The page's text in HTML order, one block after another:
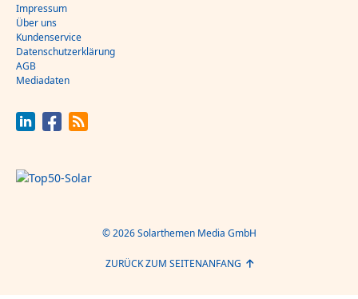
Impressum
Über uns
Kundenservice
Datenschutzerklärung
AGB
Mediadaten
© 2026 Solarthemen Media GmbH
ZURÜCK ZUM SEITENANFANG